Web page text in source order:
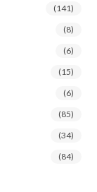
(141)
(8)
(6)
(15)
(6)
(85)
(34)
(84)